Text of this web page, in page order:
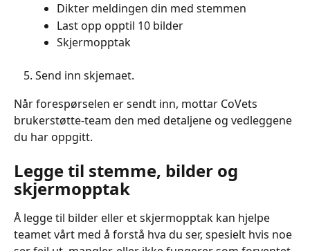
Dikter meldingen din med stemmen
Last opp opptil 10 bilder
Skjermopptak
Send inn skjemaet.
Når forespørselen er sendt inn, mottar CoVets
brukerstøtte-team den med detaljene og vedleggene
du har oppgitt.
Legge til stemme, bilder og
skjermopptak
Å legge til bilder eller et skjermopptak kan hjelpe
teamet vårt med å forstå hva du ser, spesielt hvis noe